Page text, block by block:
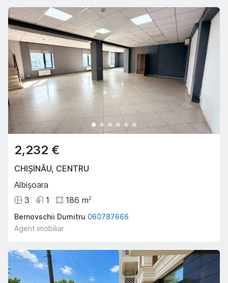
2,232 €
CHIȘINĂU, CENTRU
Albișoara
3
1 186 m2
Bernovschii Dumitru 060787666
Agent imobiliar